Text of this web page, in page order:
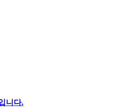
니다.